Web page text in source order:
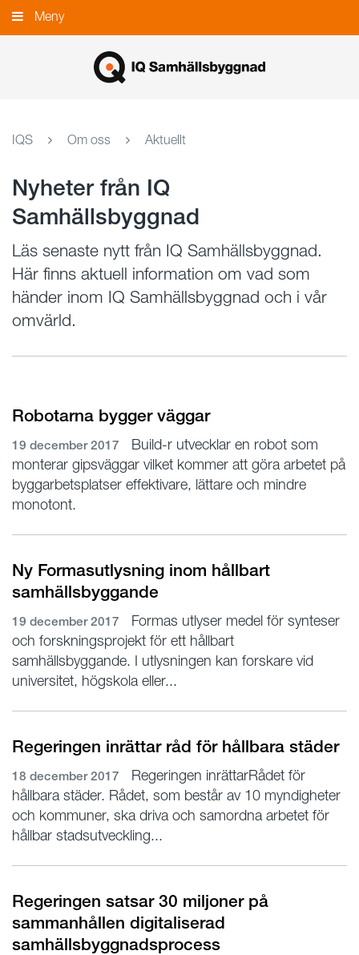
Gå
till
Meny
IQS Om oss Aktuellt
Nyheter från IQ
Samhällsbyggnad
Läs senaste nytt från IQ Samhällsbyggnad.
Här finns aktuell information om vad som
händer inom IQ Samhällsbyggnad och i vår
omvärld.
Robotarna bygger väggar
19 december 2017
Build-r utvecklar en robot som
monterar gipsväggar vilket kommer att göra arbetet på
byggarbetsplatser effektivare, lättare och mindre
monotont.
Ny Formasutlysning inom hållbart
samhällsbyggande
19 december 2017
Formas utlyser medel för synteser
och forskningsprojekt för ett hållbart
samhällsbyggande. I utlysningen kan forskare vid
universitet, högskola eller...
Regeringen inrättar råd för hållbara städer
18 december 2017
Regeringen inrättarRådet för
hållbara städer. Rådet, som består av 10 myndigheter
och kommuner, ska driva och samordna arbetet för
hållbar stadsutveckling...
Regeringen satsar 30 miljoner på
sammanhållen digitaliserad
samhällsbyggnadsprocess